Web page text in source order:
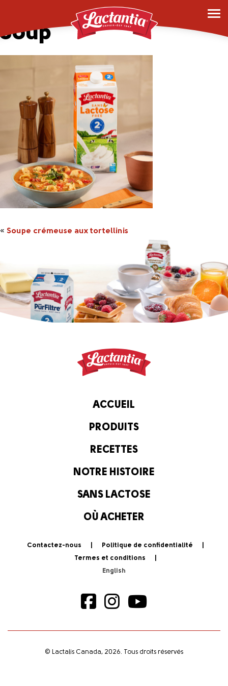
Creamy-Tortellini-
Soup
« Soupe crémeuse aux tortellinis
ACCUEIL
PRODUITS
RECETTES
NOTRE HISTOIRE
SANS LACTOSE
OÙ ACHETER
Contactez-nous
Politique de confidentialité
Termes et conditions
© Lactalis Canada, 2026. Tous droits réservés